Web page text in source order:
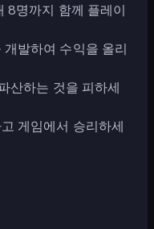
8명까지 함께 플레이
발하여 수익을 올리
산하는 것을 피하세
게임에서 승리하세